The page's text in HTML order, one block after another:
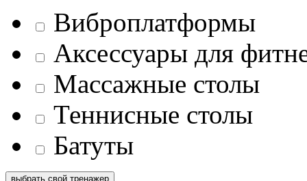
Виброплатформы
Аксессуары для
Массажные столы
Теннисные столы
Батуты